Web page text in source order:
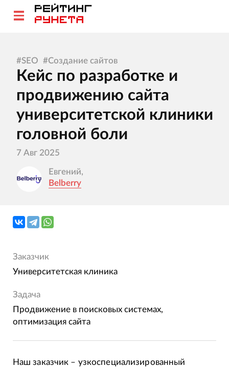
#SEO #Создание сайтов
Кейс по разработке и
продвижению сайта
университетской клиники
головной боли
7 Авг 2025
Евгений,
Belberry
Заказчик
Университетская клиника
Задача
Продвижение в поисковых системах,
оптимизация сайта
Наш заказчик – узкоспециализированный